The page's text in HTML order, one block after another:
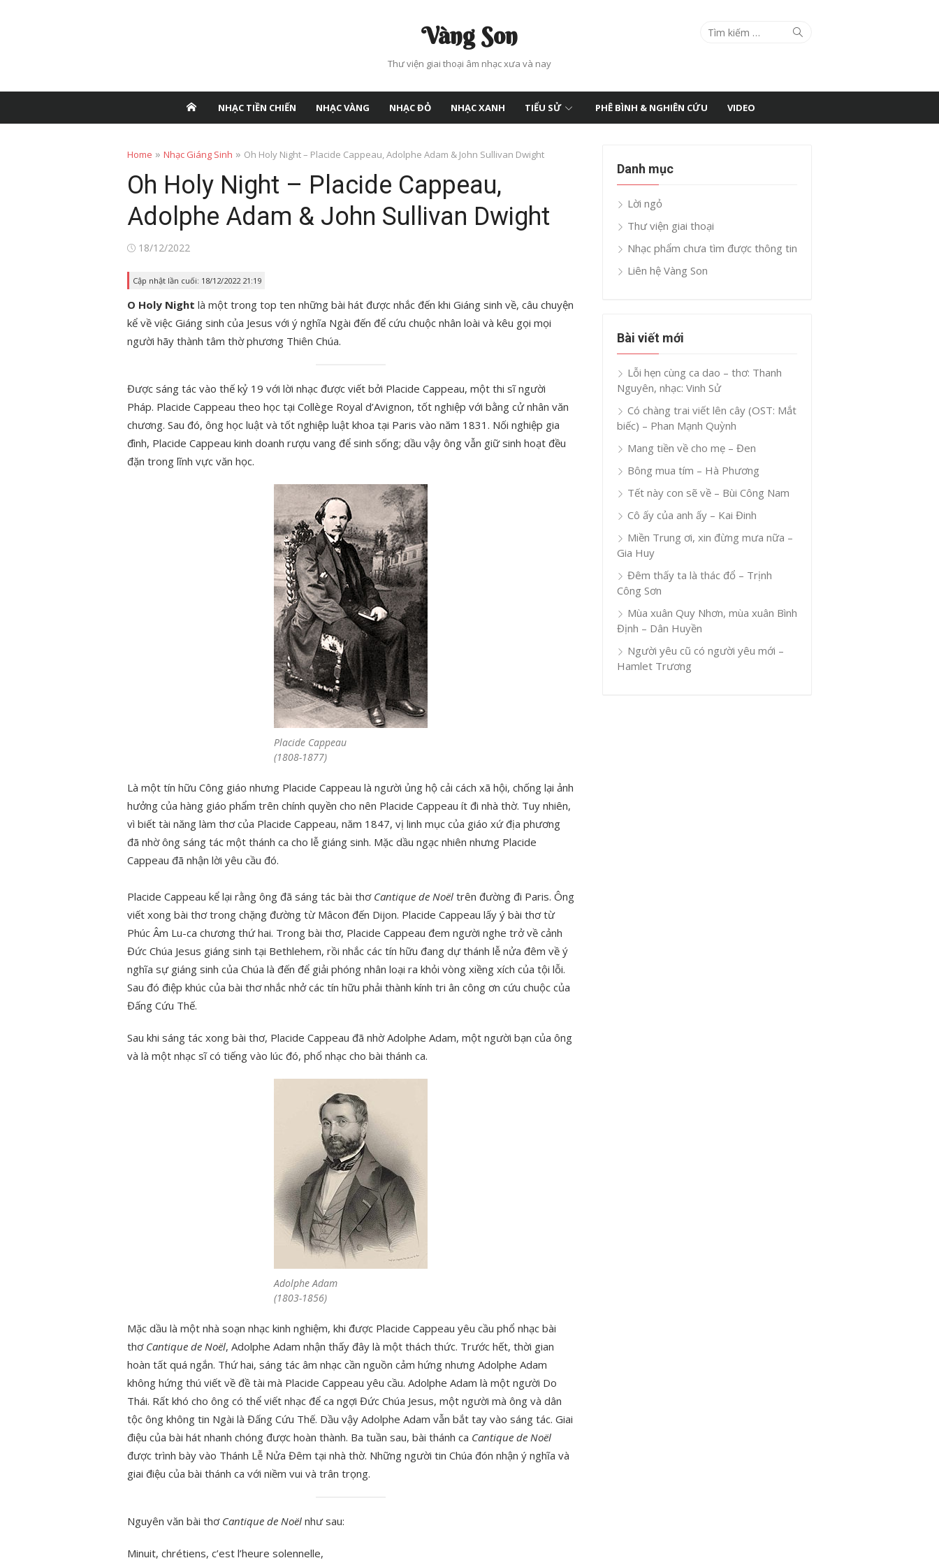
Vàng Son
Thư viện giai thoại âm nhạc xưa và nay
Search
Search
NHẠC TIỀN CHIẾN NHẠC VÀNG NHẠC ĐỎ NHẠC XANH TIỂU SỬ PHÊ BÌNH & NGHIÊN CỨU VIDEO
Home » Nhạc Giáng Sinh » Oh Holy Night – Placide Cappeau, Adolphe Adam & John Sullivan Dwight
Oh Holy Night – Placide Cappeau,
Adolphe Adam & John Sullivan Dwight
Posted
18/12/2022
Cập nhật lần cuối: 18/12/2022 21:19
O Holy Night là một trong top ten những bài hát được nhắc đến khi Giáng sinh về, câu chuyện
kể về việc Giáng sinh của Jesus với ý nghĩa Ngài đến để cứu chuộc nhân loài và kêu gọi mọi
người hãy thành tâm thờ phương Thiên Chúa.
Được sáng tác vào thế kỷ 19 với lời nhạc được viết bởi Placide Cappeau, một thi sĩ người
Pháp. Placide Cappeau theo học tại Collège Royal d’Avignon, tốt nghiệp với bằng cử nhân văn
chương. Sau đó, ông học luật và tốt nghiệp luật khoa tại Paris vào năm 1831. Nối nghiệp gia
đình, Placide Cappeau kinh doanh rượu vang để sinh sống; dầu vậy ông vẫn giữ sinh hoạt đều
đặn trong lĩnh vực văn học.
Placide Cappeau
(1808-1877)
Là một tín hữu Công giáo nhưng Placide Cappeau là người ủng hộ cải cách xã hội, chống lại ảnh
hưởng của hàng giáo phẩm trên chính quyền cho nên Placide Cappeau ít đi nhà thờ. Tuy nhiên,
vì biết tài năng làm thơ của Placide Cappeau, năm 1847, vị linh mục của giáo xứ địa phương
đã nhờ ông sáng tác một thánh ca cho lễ giáng sinh. Mặc dầu ngạc nhiên nhưng Placide
Cappeau đã nhận lời yêu cầu đó.
Placide Cappeau kể lại rằng ông đã sáng tác bài thơ Cantique de Noël trên đường đi Paris. Ông
viết xong bài thơ trong chặng đường từ Mâcon đến Dijon. Placide Cappeau lấy ý bài thơ từ
Phúc Âm Lu-ca chương thứ hai. Trong bài thơ, Placide Cappeau đem người nghe trở về cảnh
Đức Chúa Jesus giáng sinh tại Bethlehem, rồi nhắc các tín hữu đang dự thánh lễ nửa đêm về ý
nghĩa sự giáng sinh của Chúa là đến để giải phóng nhân loại ra khỏi vòng xiềng xích của tội lỗi.
Sau đó điệp khúc của bài thơ nhắc nhở các tín hữu phải thành kính tri ân công ơn cứu chuộc của
Đấng Cứu Thế.
Sau khi sáng tác xong bài thơ, Placide Cappeau đã nhờ Adolphe Adam, một người bạn của ông
và là một nhạc sĩ có tiếng vào lúc đó, phổ nhạc cho bài thánh ca.
Adolphe Adam
(1803-1856)
Mặc dầu là một nhà soạn nhạc kinh nghiệm, khi được Placide Cappeau yêu cầu phổ nhạc bài
thơ Cantique de Noël, Adolphe Adam nhận thấy đây là một thách thức. Trước hết, thời gian
hoàn tất quá ngắn. Thứ hai, sáng tác âm nhạc cần nguồn cảm hứng nhưng Adolphe Adam
không hứng thú viết về đề tài mà Placide Cappeau yêu cầu. Adolphe Adam là một người Do
Thái. Rất khó cho ông có thể viết nhạc để ca ngợi Đức Chúa Jesus, một người mà ông và dân
tộc ông không tin Ngài là Đấng Cứu Thế. Dầu vậy Adolphe Adam vẫn bắt tay vào sáng tác. Giai
điệu của bài hát nhanh chóng được hoàn thành. Ba tuần sau, bài thánh ca Cantique de Noël
được trình bày vào Thánh Lễ Nửa Đêm tại nhà thờ. Những người tin Chúa đón nhận ý nghĩa và
giai điệu của bài thánh ca với niềm vui và trân trọng.
Nguyên văn bài thơ Cantique de Noël như sau:
Minuit, chrétiens, c’est l’heure solennelle,
Danh mục
Lời ngỏ
Thư viện giai thoại
Nhạc phẩm chưa tìm được thông tin
Liên hệ Vàng Son
Bài viết mới
Lỗi hẹn cùng ca dao – thơ: Thanh
Nguyên, nhạc: Vinh Sử
Có chàng trai viết lên cây (OST: Mắt
biếc) – Phan Mạnh Quỳnh
Mang tiền về cho mẹ – Đen
Bông mua tím – Hà Phương
Tết này con sẽ về – Bùi Công Nam
Cô ấy của anh ấy – Kai Đinh
Miền Trung ơi, xin đừng mưa nữa –
Gia Huy
Đêm thấy ta là thác đổ – Trịnh
Công Sơn
Mùa xuân Quy Nhơn, mùa xuân Bình
Định – Dân Huyền
Người yêu cũ có người yêu mới –
Hamlet Trương